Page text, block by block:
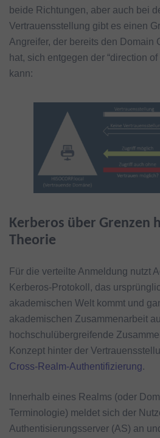
beide Richtungen, aber auch bei
Vertrauensstellung gibt es einen
Angreifer, der bereits den Domain
hat, sich entgegen der “direction
kann:
Kerberos über Grenzen
Theorie
Für die verteilte Anmeldung nutzt
Kerberos-Protokoll, das
akademischen Welt kommt und
akademischen Zusammenarbeit
hochschulübergreifende
Konzept hinter der
Cross-Realm-Authentifizierung.
Innerhalb eines Realms (oder
Terminologie) meldet sich der
Authentisierungsserver (AS) an